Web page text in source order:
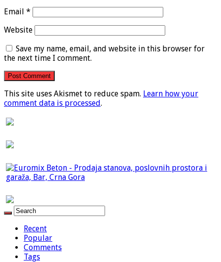
Email *
Website
Save my name, email, and website in this browser for
the next time I comment.
This site uses Akismet to reduce spam. Learn how your
comment data is processed.
Recent
Popular
Comments
Tags